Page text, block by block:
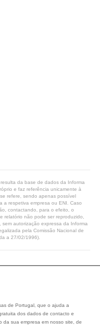
da base de dados da Informa
e faz referência unicamente à
refere, sendo apenas possível
a respetiva empresa ou ENI. Caso
contactando, para o efeito, o
relatório não pode ser reproduzido,
autorização expressa da Informa
pela Comissão Nacional de
a 27/02/1996).
de Portugal, que o ajuda a
dos dados de contacto e
da sua empresa em nosso site, de